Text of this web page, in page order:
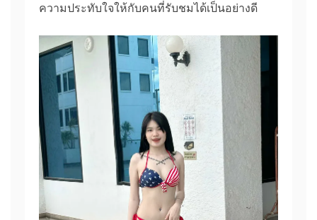
ความประทับใจให้กับคนที่รับชมได้เป็นอย่างดี